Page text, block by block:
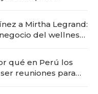
a Mirtha Legrand:
del wellness
qué en Perú los
reuniones para